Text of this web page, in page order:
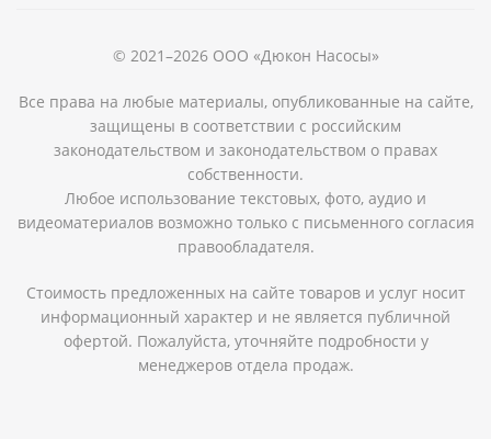
© 2021–2026 ООО «Дюкон Насосы»
Все права на любые материалы, опубликованные на сайте,
защищены в соответствии с российским
законодательством и законодательством о правах
собственности.
Любое использование текстовых, фото, аудио и
видеоматериалов возможно только с письменного согласия
правообладателя.
Стоимость предложенных на сайте товаров и услуг носит
информационный характер и не является публичной
офертой. Пожалуйста, уточняйте подробности у
менеджеров отдела продаж.